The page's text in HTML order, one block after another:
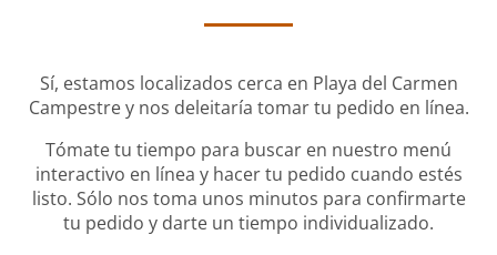
Sí, estamos localizados cerca en Playa del Carmen
Campestre y nos deleitaría tomar tu pedido en línea.
Tómate tu tiempo para buscar en nuestro menú
interactivo en línea y hacer tu pedido cuando estés
listo. Sólo nos toma unos minutos para confirmarte
tu pedido y darte un tiempo individualizado.